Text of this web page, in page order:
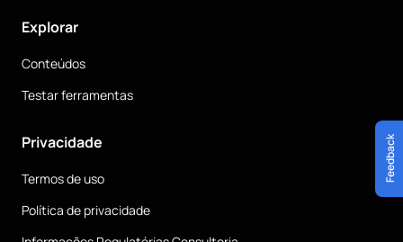
Feedback
Explorar
Conteúdos
Testar ferramentas
Privacidade
Termos de uso
Política de privacidade